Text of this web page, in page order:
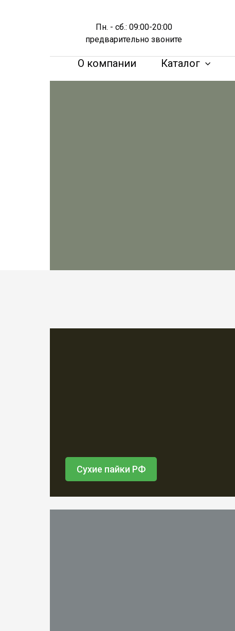
Пн. - сб.: 09:00-20:00
предварительно звоните
О компании Каталог
Сухие пайки РФ